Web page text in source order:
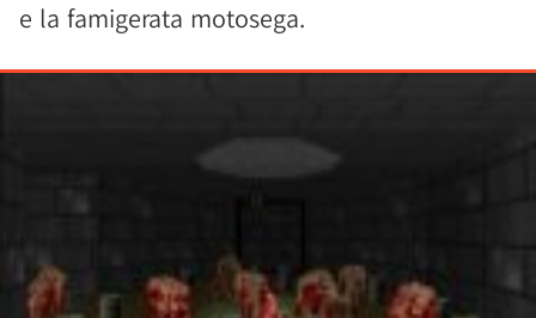
e la famigerata motosega.